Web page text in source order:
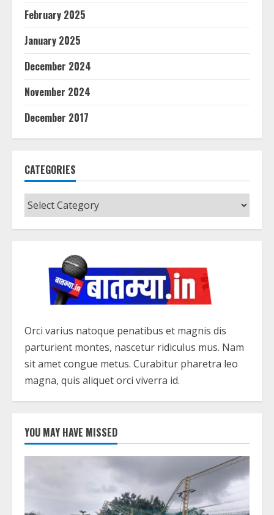
February 2025
January 2025
December 2024
November 2024
December 2017
CATEGORIES
Categories
Orci varius natoque penatibus et magnis dis
parturient montes, nascetur ridiculus mus. Nam
sit amet congue metus. Curabitur pharetra leo
magna, quis aliquet orci viverra id.
YOU MAY HAVE MISSED